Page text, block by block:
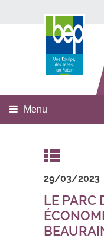
Menu
29/03/2023
LE PARC